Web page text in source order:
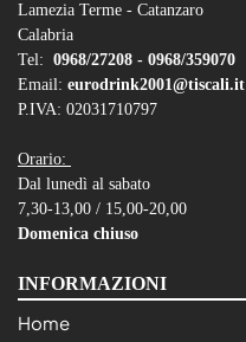
Lamezia Terme - Catanzaro
Calabria
Tel: 0968/27208 - 0968/359070
Email: eurodrink2001@tiscali.it
P.IVA: 02031710797
Orario:
Dal lunedì al sabato
7,30-13,00 / 15,00-20,00
Domenica chiuso
INFORMAZIONI
Home